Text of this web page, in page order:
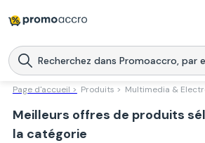
Magasins
Produits
Télécharge l’application
Promoaccro
Page d'accueil > Produits > Multimedia &
Meilleurs offres de produits
la catégorie